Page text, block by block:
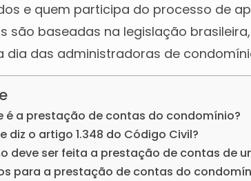
e quem participa do processo de
são baseadas na legislação
dia das administradoras de
é a prestação de contas do condomínio?
diz o artigo 1.348 do Código Civil?
deve ser feita a prestação de contas de
para a prestação de contas do